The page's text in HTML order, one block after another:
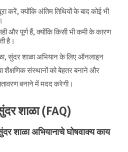
करें, क्योंकि अंतिम तिथियों के बाद कोई भी
और पूर्ण हैं, क्योंकि किसी भी कमी के कारण
है।
सुंदर शाळा अभियान के लिए ऑनलाइन
संस्थानों को बेहतर बनाने और
बनाने में मदद करेगी।
शाळा (FAQ)
शाळा अभियानाचे घोषवाक्य काय